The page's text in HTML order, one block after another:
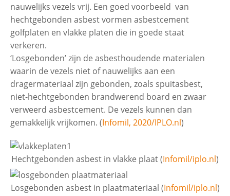
nauwelijks vezels vrij. Een goed voorbeeld van
hechtgebonden asbest vormen asbestcement
golfplaten en vlakke platen die in goede staat
verkeren.
‘Losgebonden’ zijn de asbesthoudende materialen
waarin de vezels niet of nauwelijks aan een
dragermateriaal zijn gebonden, zoals spuitasbest,
niet-hechtgebonden brandwerend board en zwaar
verweerd asbestcement. De vezels kunnen dan
gemakkelijk vrijkomen. (Infomil, 2020/IPLO.nl)
Hechtgebonden asbest in vlakke plaat (Infomil/iplo.nl)
Losgebonden asbest in plaatmateriaal (Infomil/iplo.nl)